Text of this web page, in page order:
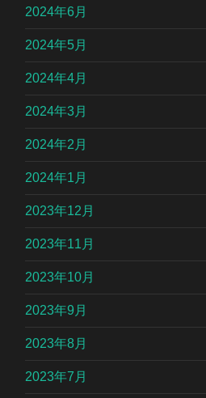
2024年6月
2024年5月
2024年4月
2024年3月
2024年2月
2024年1月
2023年12月
2023年11月
2023年10月
2023年9月
2023年8月
2023年7月